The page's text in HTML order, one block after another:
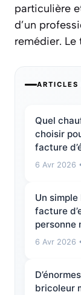
particulière
d’un
remédier.
ARTICLES
Quel
choisir
facture
6 Avr 2026
Un
facture
personne
6 Avr 2026
bricoleur